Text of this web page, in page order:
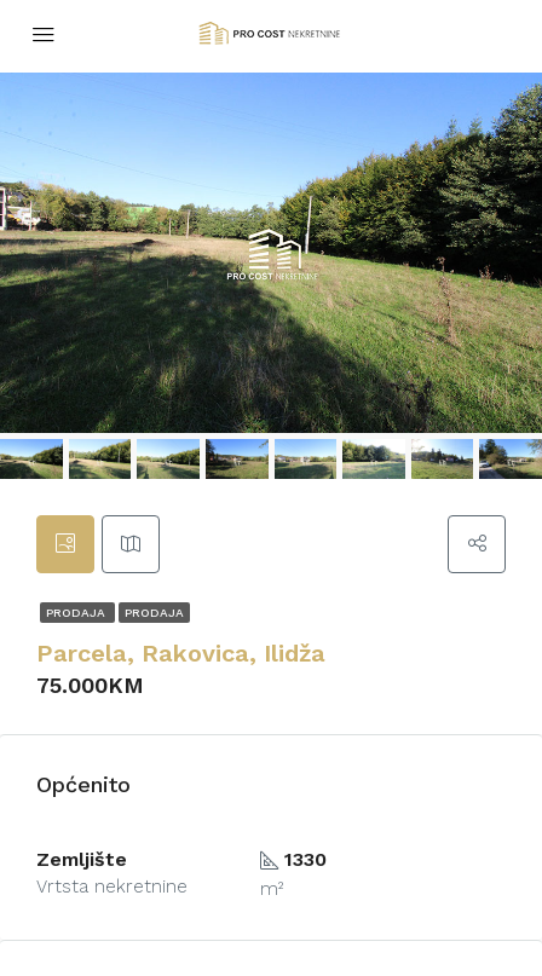
PRODAJA PRODAJA
Parcela, Rakovica, Ilidža
75.000KM
Općenito
Zemljište
Vrtsta nekretnine
1330
m²